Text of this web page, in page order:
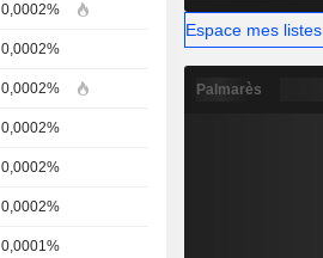
0,0002%
0,0002%
0,0002%
0,0002%
0,0002%
0,0002%
0,0001%
Espace mes listes
Palmarès